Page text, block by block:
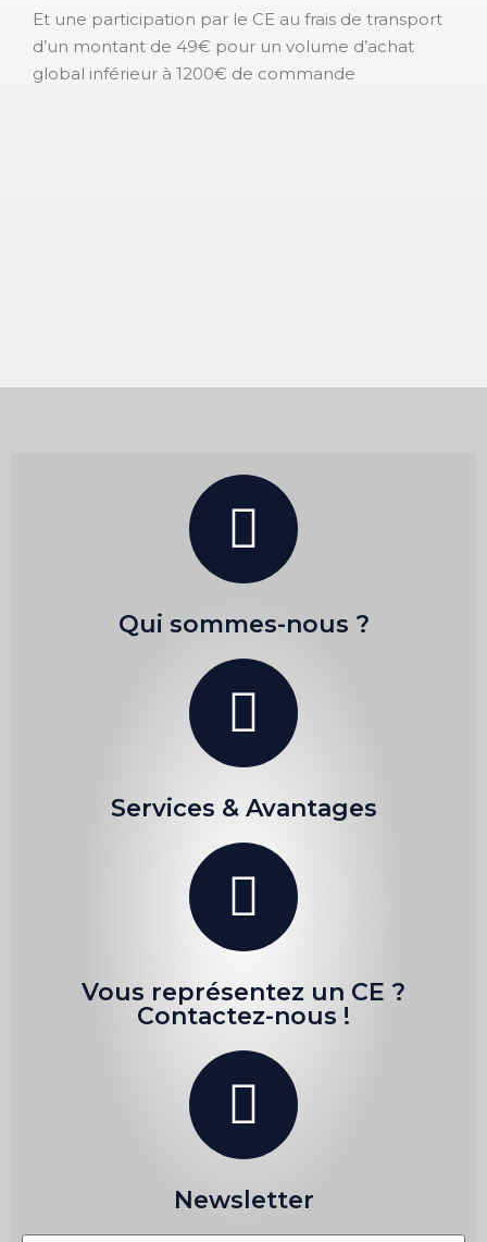
Et une participation par le CE au frais de transport
d’un montant de 49€ pour un volume d’achat
global inférieur à 1200€ de commande
Qui sommes-nous ?
Services & Avantages
Vous représentez un CE ?
Contactez-nous !
Newsletter